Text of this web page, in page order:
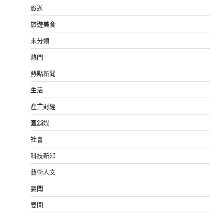
旅遊
旅遊美食
未分類
熱門
熱點新聞
生活
產業財經
直銷媒
社會
科技新知
藝術人文
要聞
要聞